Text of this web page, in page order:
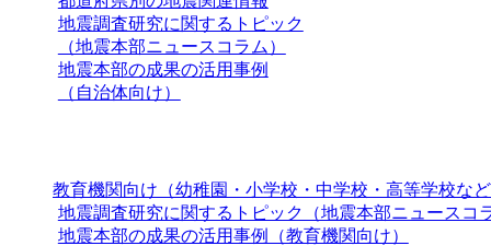
地震調査研究に関するトピック
（地震本部ニュースコラム）
地震本部の成果の活用事例
（自治体向け）
教育機関向け（幼稚園・小学校・中学校・高等学校な
地震調査研究に関するトピック（地震本部ニュースコ
地震本部の成果の活用事例（教育機関向け）